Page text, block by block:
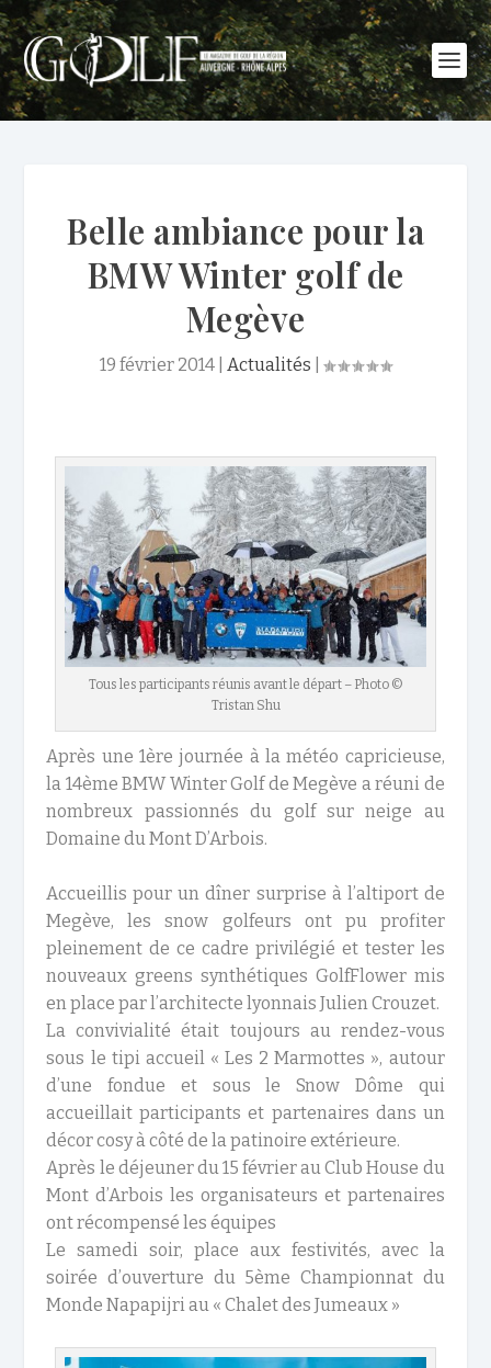
Belle ambiance pour la
BMW Winter golf de
Megève
19 février 2014 Actualités
Tous les participants réunis avant le départ – Photo ©
Tristan Shu
Après une 1ère journée à la météo capricieuse,
la 14ème BMW Winter GolfdeMegève a réuni de
nombreux passionnés du golf sur neige au
Domaine du Mont D’Arbois.
Accueillis pour un dîner surprise à l’altiport de
Megève, les snow golfeurs ont pu profiter
pleinement de ce cadre privilégié et tester les
nouveaux greens synthétiques GolfFlower mis
en place par l’architecte lyonnais Julien Crouzet.
La convivialité était toujours au rendez-vous
sous le tipi accueil « Les 2 Marmottes », autour
d’une fondue et sous le Snow Dôme qui
accueillait participants et partenaires dans un
décor cosy à côté de la patinoire extérieure.
Après le déjeuner du 15 février au Club House du
Mont d’Arbois les organisateurs et partenaires
ont récompensé les équipes
Le samedi soir, place aux festivités, avec la
soirée d’ouverture du 5ème Championnat du
Monde Napapijriau « Chalet des Jumeaux »